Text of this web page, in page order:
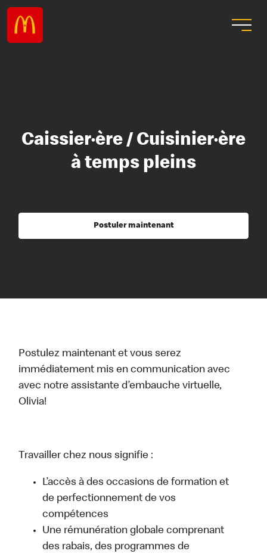
Caissier·ère / Cuisinier·ère
à temps pleins
Postuler maintenant
Postulez maintenant et vous serez
immédiatement mis en communication avec
avec notre assistante d’embauche virtuelle,
Olivia!
Travailler chez nous signifie :
L’accès à des occasions de formation et
de perfectionnement de vos
compétences
Une rémunération globale comprenant
des rabais, des programmes de